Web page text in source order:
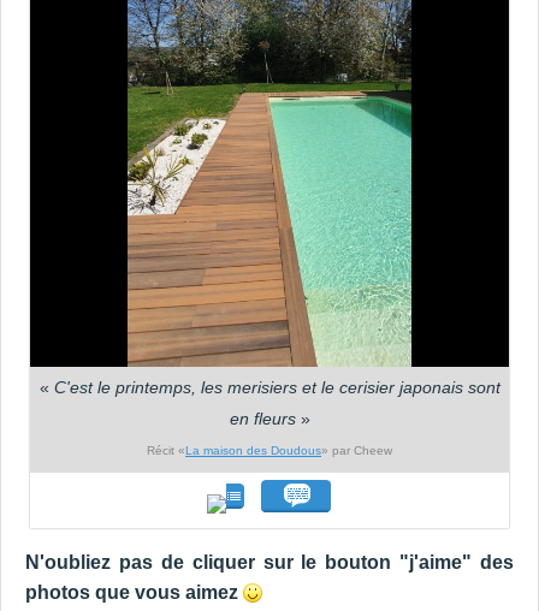
« C'est le printemps, les merisiers et le cerisier japonais sont
en fleurs»
Récit «La maison des Doudous» par Cheew
N'oubliez pas de cliquer sur le bouton "j'aime" des
photos que vous aimez